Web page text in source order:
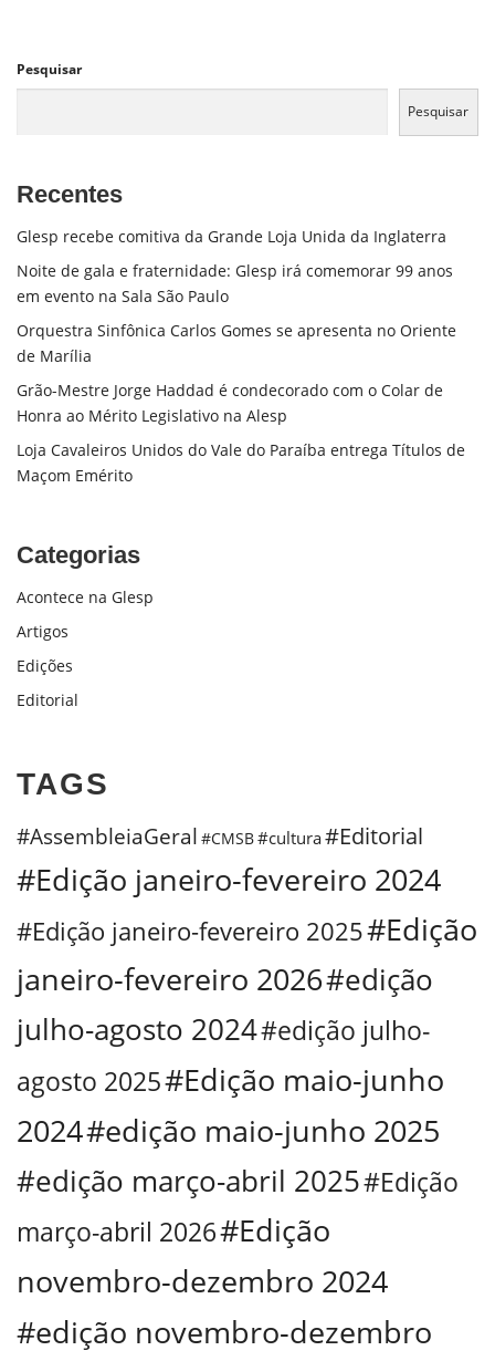
Pesquisar
Pesquisar
Recentes
Glesp recebe comitiva da Grande Loja Unida da Inglaterra
Noite de gala e fraternidade: Glesp irá comemorar 99 anos
em evento na Sala São Paulo
Orquestra Sinfônica Carlos Gomes se apresenta no Oriente
de Marília
Grão-Mestre Jorge Haddad é condecorado com o Colar de
Honra ao Mérito Legislativo na Alesp
Loja Cavaleiros Unidos do Vale do Paraíba entrega Títulos de
Maçom Emérito
Categorias
Acontece na Glesp
Artigos
Edições
Editorial
TAGS
#AssembleiaGeral #CMSB#cultura#Editorial
#Edição janeiro-fevereiro 2024
#Edição janeiro-fevereiro 2025#Edição
janeiro-fevereiro 2026#edição
julho-agosto 2024#edição julho-
agosto 2025#Edição maio-junho
2024#edição maio-junho 2025
#edição março-abril 2025#Edição
março-abril 2026#Edição
novembro-dezembro 2024
#edição novembro-dezembro